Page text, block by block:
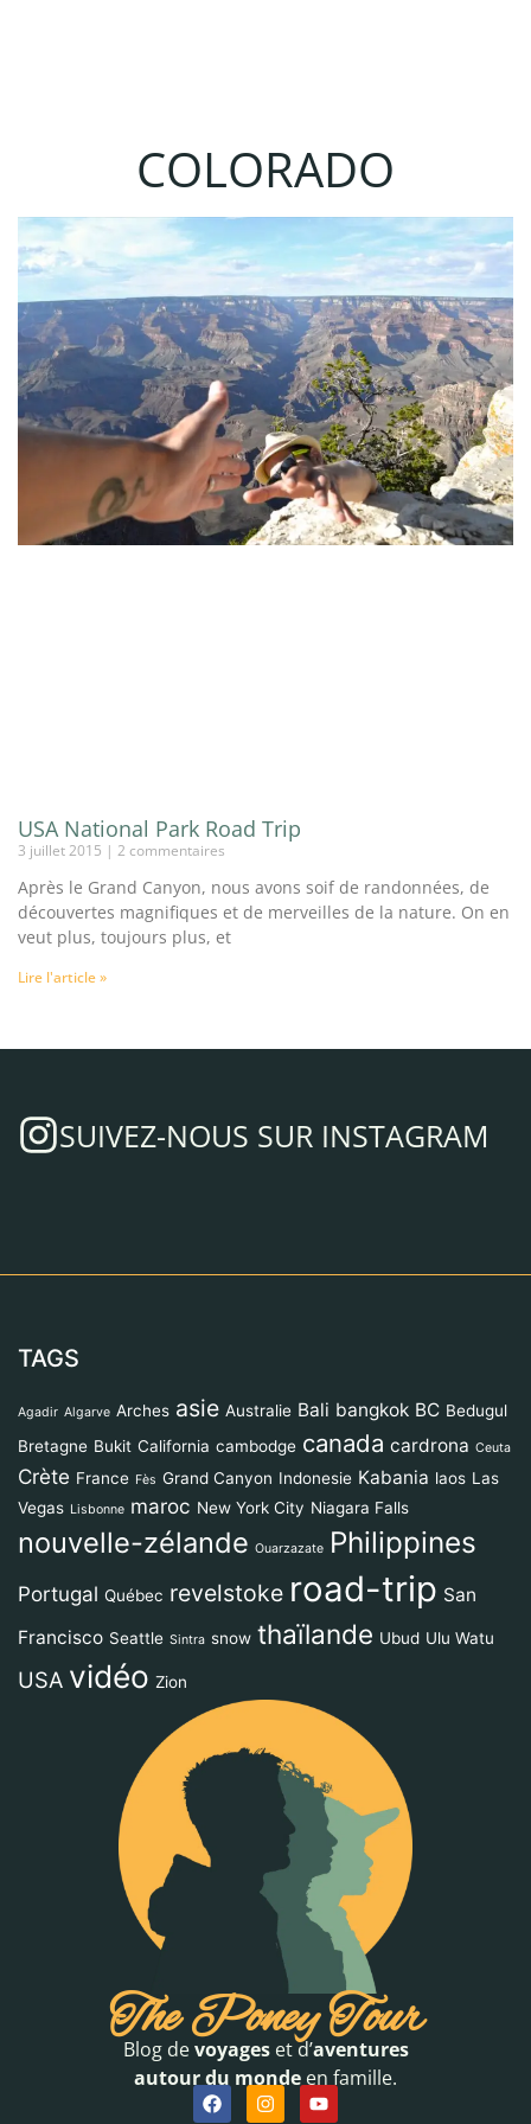
COLORADO
USA National Park Road Trip
3 juillet 2015 2 commentaires
Après le Grand Canyon, nous avons soif de randonnées, de
découvertes magnifiques et de merveilles de la nature. On en
veut plus, toujours plus, et
Lire l'article »
SUIVEZ-NOUS SUR INSTAGRAM
TAGS
Agadir Algarve Arches asie Australie Bali bangkok BC Bedugul
Bretagne Bukit California cambodge canada cardrona Ceuta
Crète France Fès Grand Canyon Indonesie Kabania laos Las
Vegas Lisbonne maroc New York City Niagara Falls
nouvelle-zélande Ouarzazate Philippines
Portugal Québec revelstoke road-trip San
Francisco Seattle Sintra snow thaïlande Ubud Ulu Watu
USA vidéo Zion
The Poney Tour
Blog devoyageset d’aventures
autour du monde en famille.